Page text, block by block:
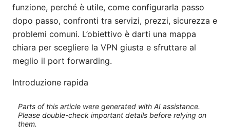
funzione, perché è utile, come configurarla passo
dopo passo, confronti tra servizi, prezzi, sicurezza e
problemi comuni. L’obiettivo è darti una mappa
chiara per scegliere la VPN giusta e sfruttare al
meglio il port forwarding.
Introduzione rapida
Parts of this article were generated with AI assistance.
Please double-check important details before relying on
them.